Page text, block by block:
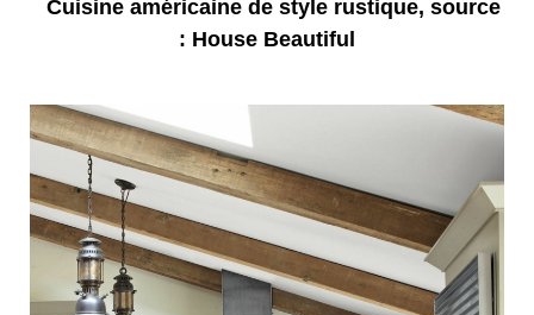
Cuisine américaine de style rustique, source
: House Beautiful